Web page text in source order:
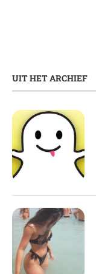
UIT HET ARCHIEF